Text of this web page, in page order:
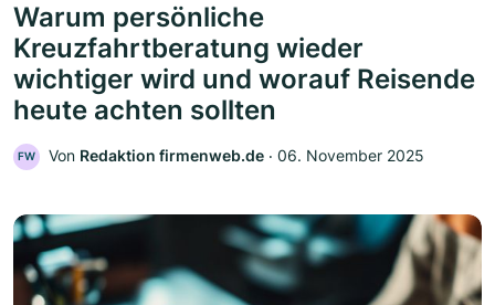
Warum persönliche
Kreuzfahrtberatung wieder
wichtiger wird und worauf Reisende
heute achten sollten
FW Von Redaktion firmenweb.de ‧ 06. November 2025